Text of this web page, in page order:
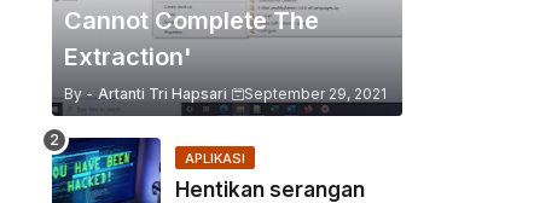
Cannot Complete The
Extraction'
By - Artanti Tri Hapsari September 29, 2021
APLIKASI
Hentikan serangan